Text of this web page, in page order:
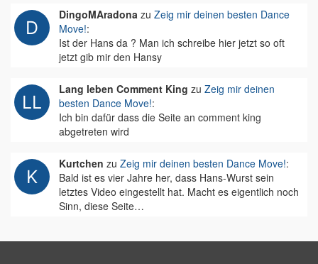
DingoMAradona zu Zeig mir deinen besten Dance
Move!:
Ist der Hans da ? Man ich schreibe hier jetzt so oft
jetzt gib mir den Hansy
Lang leben Comment King zu Zeig mir deinen
besten Dance Move!:
Ich bin dafür dass die Seite an comment king
abgetreten wird
Kurtchen zu Zeig mir deinen besten Dance Move!:
Bald ist es vier Jahre her, dass Hans-Wurst sein
letztes Video eingestellt hat. Macht es eigentlich noch
Sinn, diese Seite…